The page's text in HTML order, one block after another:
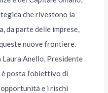
che rivestono la
da parte delle imprese,
nuove frontiere.
Anello, Presidente
posta l’obiettivo di
e i rischi